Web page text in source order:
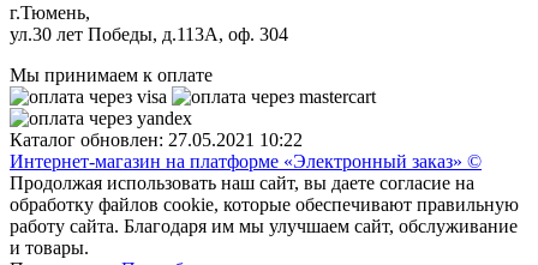
г.Тюмень,
ул.30 лет Победы, д.113А, оф. 304
Мы принимаем к оплате
Каталог обновлен: 27.05.2021 10:22
Интернет-магазин на платформе «Электронный заказ» ©
Продолжая использовать наш сайт, вы даете согласие на
обработку файлов cookie, которые обеспечивают правильную
работу сайта. Благодаря им мы улучшаем сайт, обслуживание
и товары.